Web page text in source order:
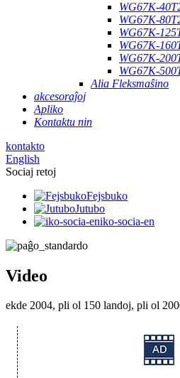
WG67K-
WG67K-
WG67K-
WG67K-
WG67K-
WG67K-
Alia Fleksmaŝino
akcesoraĵoj
Apliko
Kontaktu nin
kontakto
English
Sociaj retoj
Fejsbuko
Jutubo
iko-socia-en
Video
ekde 2004, pli ol 150 landoj, pli ol